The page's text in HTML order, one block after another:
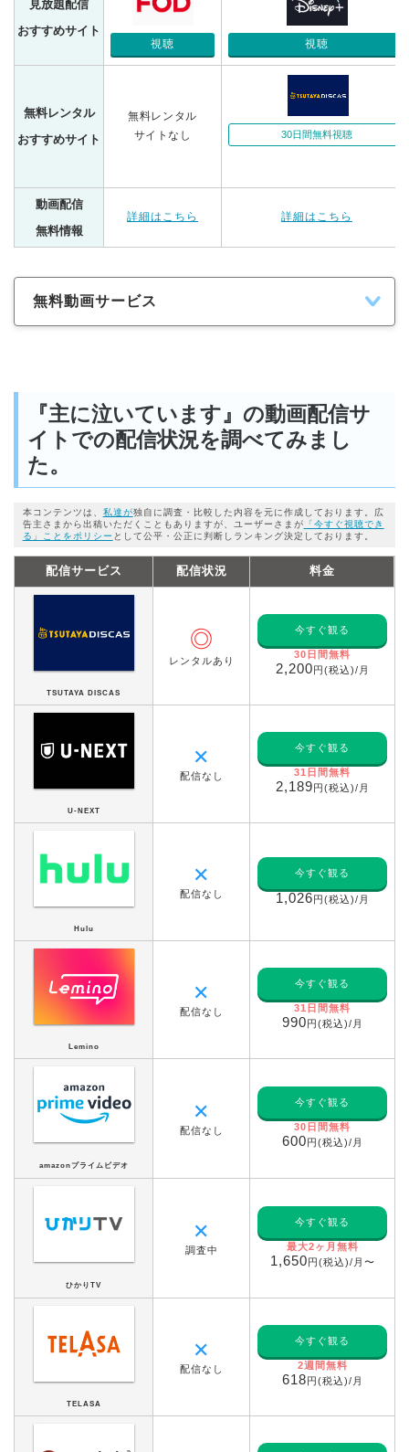
見放題配信
おすすめサイト
視聴 視聴
無料レンタル
おすすめサイト
無料レンタル
サイトなし
30日間無料視聴
動画配信
無料情報
詳細はこちら 詳細はこちら
無料動画サービス
『主に泣いています』の動画配信サ
イトでの配信状況を調べてみまし
た。
本コンテンツは、 私達が独自に調査・比較した内容を元に作成しております。広
告主さまから出稿いただくこともありますが、ユーザーさまが 「今すぐ視聴でき
る」ことをポリシー として公平・公正に判断しランキング決定しております。
配信サービス 配信状況 料金
TSUTAYA DISCAS
◎
レンタルあり
今すぐ観る
30日間無料
2,200 円(税込)/月
U-NEXT
✕
配信なし
今すぐ観る
31日間無料
2,189 円(税込)/月
Hulu
✕
配信なし
今すぐ観る
1,026 円(税込)/月
Lemino
✕
配信なし
今すぐ観る
31日間無料
990 円(税込)/月
amazonプライムビデオ
✕
配信なし
今すぐ観る
30日間無料
600 円(税込)/月
ひかりTV
✕
調査中
今すぐ観る
最大2ヶ月無料
1,650 円(税込)/月〜
TELASA
✕
配信なし
今すぐ観る
2週間無料
618 円(税込)/月